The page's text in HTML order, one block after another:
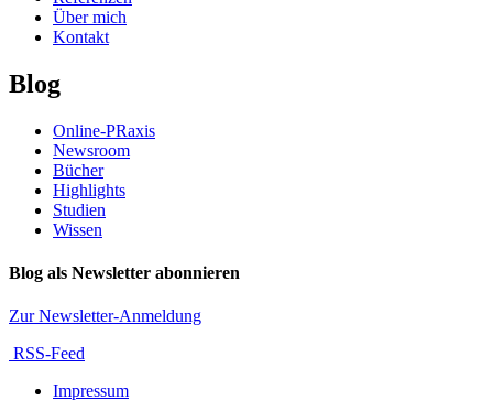
Über mich
Kontakt
Blog
Online-PRaxis
Newsroom
Bücher
Highlights
Studien
Wissen
Blog als Newsletter abonnieren
Zur Newsletter-Anmeldung
RSS-Feed
Impressum